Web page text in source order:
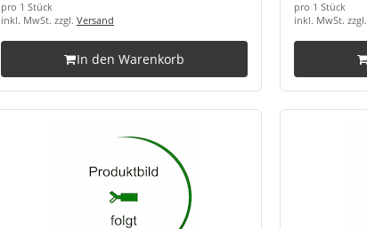
pro 1 Stück
inkl. MwSt. zzgl. Versand
In den Warenkorb
pro 1 Stück
inkl. MwSt. zzgl.